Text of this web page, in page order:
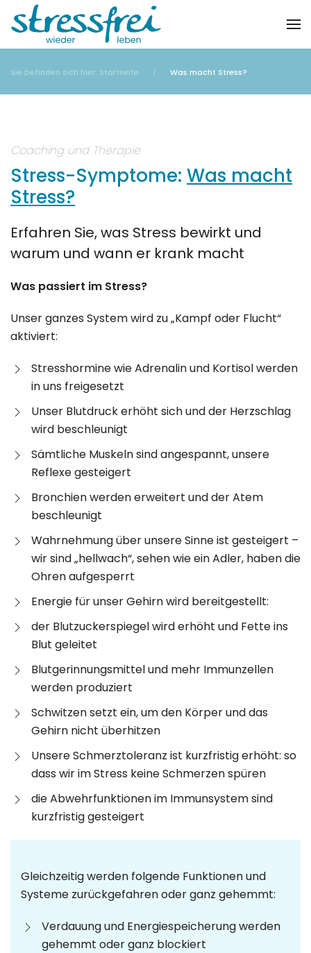
Zum Hauptinhalt springen
Sie befinden sich hier: Startseite Was macht Stress?
Coaching und Therapie
Stress-Symptome: Was macht
Stress?
Erfahren Sie, was Stress bewirkt und
warum und wann er krank macht
Was passiert im Stress?
Unser ganzes System wird zu „Kampf oder Flucht“
aktiviert:
Stresshormine wie Adrenalin und Kortisol werden
in uns freigesetzt
Unser Blutdruck erhöht sich und der Herzschlag
wird beschleunigt
Sämtliche Muskeln sind angespannt, unsere
Reflexe gesteigert
Bronchien werden erweitert und der Atem
beschleunigt
Wahrnehmung über unsere Sinne ist gesteigert –
wir sind „hellwach“, sehen wie ein Adler, haben die
Ohren aufgesperrt
Energie für unser Gehirn wird bereitgestellt:
der Blutzuckerspiegel wird erhöht und Fette ins
Blut geleitet
Blutgerinnungsmittel und mehr Immunzellen
werden produziert
Schwitzen setzt ein, um den Körper und das
Gehirn nicht überhitzen
Unsere Schmerztoleranz ist kurzfristig erhöht: so
dass wir im Stress keine Schmerzen spüren
die Abwehrfunktionen im Immunsystem sind
kurzfristig gesteigert
Gleichzeitig werden folgende Funktionen und
Systeme zurückgefahren oder ganz gehemmt:
Verdauung und Energiespeicherung werden
gehemmt oder ganz blockiert